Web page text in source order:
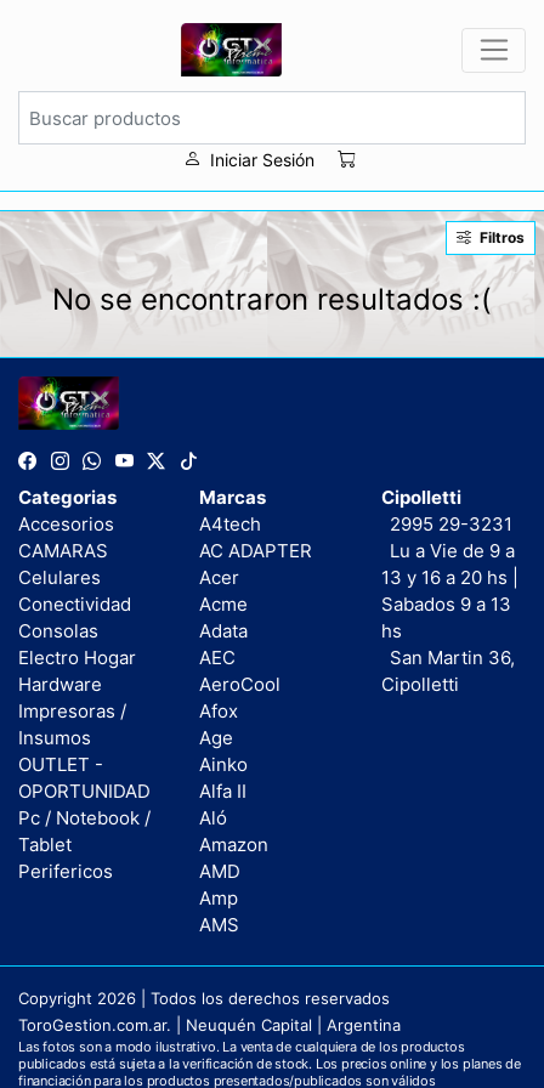
Iniciar Sesión
Filtros
No se encontraron resultados :(
Categorias
Accesorios
CAMARAS
Celulares
Conectividad
Consolas
Electro Hogar
Hardware
Impresoras /
Insumos
OUTLET -
OPORTUNIDAD
Pc / Notebook /
Tablet
Perifericos
Marcas
A4tech
AC ADAPTER
Acer
Acme
Adata
AEC
AeroCool
Afox
Age
Ainko
Alfa II
Aló
Amazon
AMD
Amp
AMS
Cipolletti
2995 29-3231
Lu a Vie de 9 a
13 y 16 a 20 hs |
Sabados 9 a 13
hs
San Martin 36,
Cipolletti
Copyright 2026 | Todos los derechos reservados
ToroGestion.com.ar. | Neuquén Capital | Argentina
Las fotos son a modo ilustrativo. La venta de cualquiera de los productos
publicados está sujeta a la verificación de stock. Los precios online y los planes de
financiación para los productos presentados/publicados son válidos